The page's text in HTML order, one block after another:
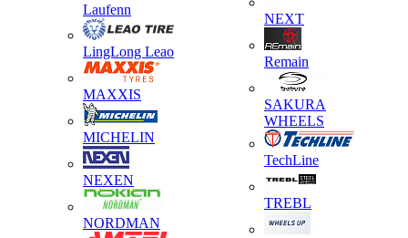
Laufenn
LingLong Leao
MAXXIS
MICHELIN
NEXEN
NORDMAN
NEXT
Remain
SAKURA
WHEELS
TechLine
TREBL